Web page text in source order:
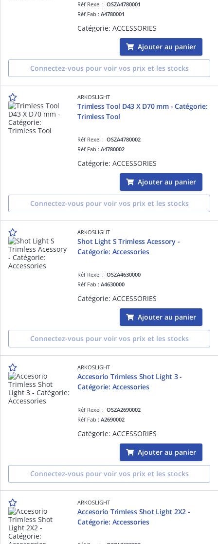
Réf Rexel :OSZA4780001
Réf Fab :A4780001
Catégorie: ACCESSORIES
Ajouter au panier
Connectez-vous pour voir vos prix et les stocks
ARKOSLIGHT
Trimless Tool D43 X D70 mm - Catégorie:
Trimless Tool
Réf Rexel :OSZA4780002
Réf Fab :A4780002
Catégorie: ACCESSORIES
Ajouter au panier
Connectez-vous pour voir vos prix et les stocks
ARKOSLIGHT
Shot Light S Trimless Acessory -
Catégorie: Accessories
Réf Rexel :OSZA4630000
Réf Fab :A4630000
Catégorie: ACCESSORIES
Ajouter au panier
Connectez-vous pour voir vos prix et les stocks
ARKOSLIGHT
Accesorio Trimless Shot Light 3 -
Catégorie: Accessories
Réf Rexel :OSZA2690002
Réf Fab :A2690002
Catégorie: ACCESSORIES
Ajouter au panier
Connectez-vous pour voir vos prix et les stocks
ARKOSLIGHT
Accesorio Trimless Shot Light 2X2 -
Catégorie: Accessories